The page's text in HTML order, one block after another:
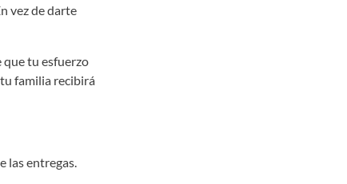
vez de darte
que tu esfuerzo
familia recibirá